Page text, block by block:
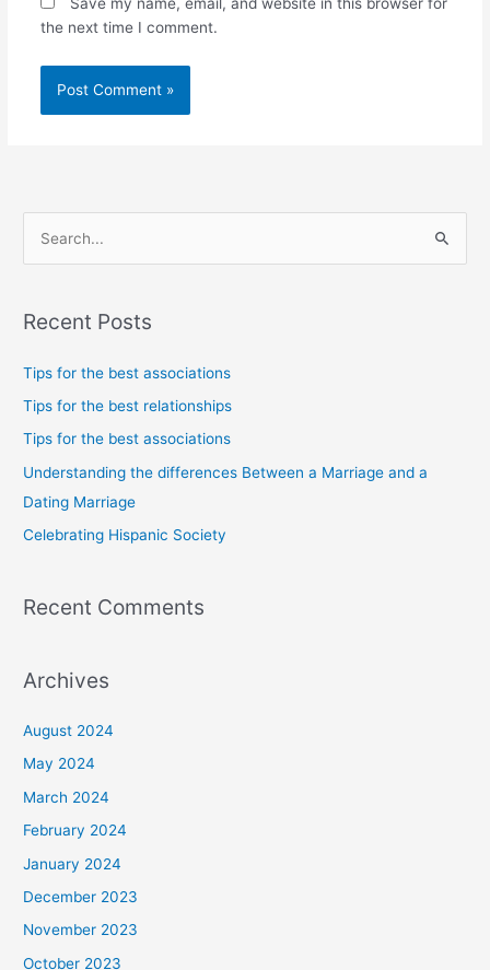
Save my name, email, and website in this browser for
the next time I comment.
r
o
r
:
Recent Posts
Tips for the best associations
Tips for the best relationships
Tips for the best associations
Understanding the differences Between a Marriage and a
Dating Marriage
Celebrating Hispanic Society
Recent Comments
Archives
August 2024
May 2024
March 2024
February 2024
January 2024
December 2023
November 2023
October 2023